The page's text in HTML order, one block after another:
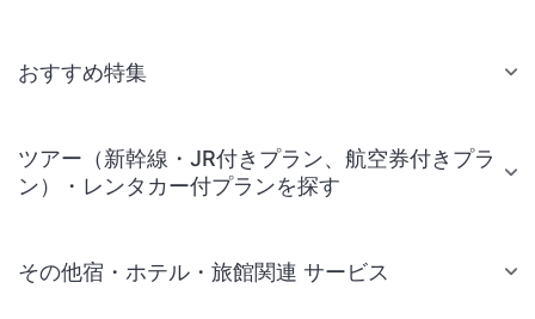
おすすめ特集
ツアー（新幹線・JR付きプラン、航空券付きプラ
ン）・レンタカー付プランを探す
その他宿・ホテル・旅館関連 サービス